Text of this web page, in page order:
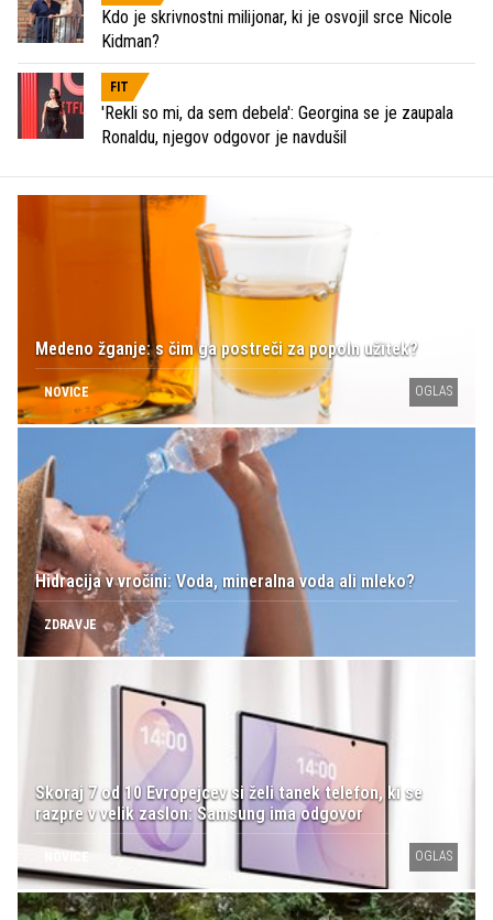
Kdo je skrivnostni milijonar, ki je osvojil srce Nicole
Kidman?
FIT
'Rekli so mi, da sem debela': Georgina se je zaupala
Ronaldu, njegov odgovor je navdušil
Medeno žganje: s čim ga postreči za popoln užitek?
NOVICE OGLAS
Hidracija v vročini: Voda, mineralna voda ali mleko?
ZDRAVJE
Skoraj 7 od 10 Evropejcev si želi tanek telefon, ki se
razpre v velik zaslon: Samsung ima odgovor
NOVICE OGLAS